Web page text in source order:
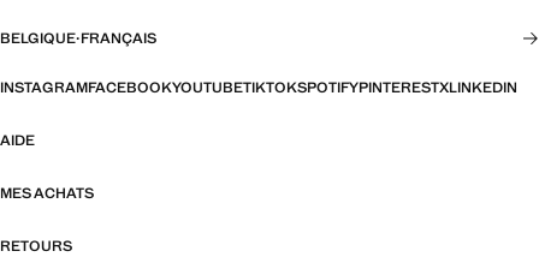
BELGIQUE·FRANÇAIS
INSTAGRAMFACEBOOKYOUTUBETIKTOKSPOTIFYPINTERESTXLINKEDIN
AIDE
MES ACHATS
RETOURS